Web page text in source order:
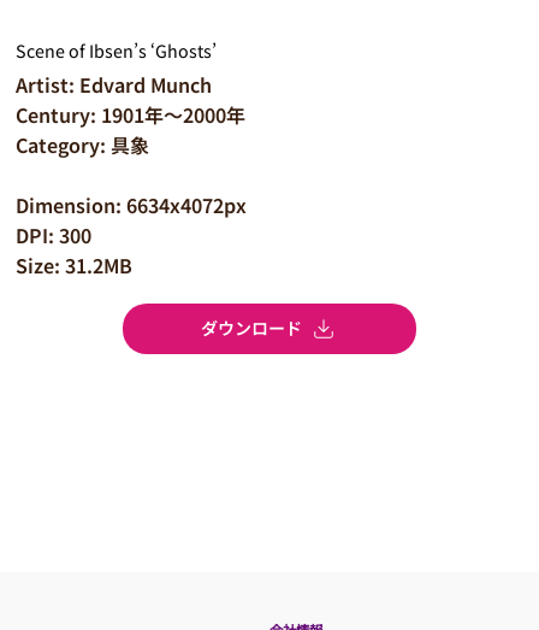
Scene of Ibsen’s ‘Ghosts’
Artist: Edvard Munch
Century: 1901年～2000年
Category: 具象
Dimension: 6634x4072px
DPI: 300
Size: 31.2MB
ダウンロード